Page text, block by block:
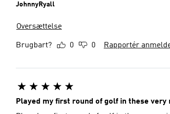
JohnnyRyall
Oversættelse
Brugbart? 0 0 Rapportér
Played my first round of golf in these very